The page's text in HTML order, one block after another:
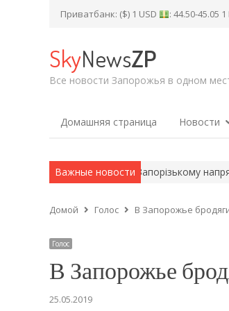
Приватбанк: ($) 1 USD : 44.50-45.05 1
SkyNewsZP
Все новости Запорожья в одном
Домашняя страница Новости
Важные новости
російський танк на Запорізькому напрямку
Домой Голос В Запорожье
Голос
В Запорожье
25.05.2019